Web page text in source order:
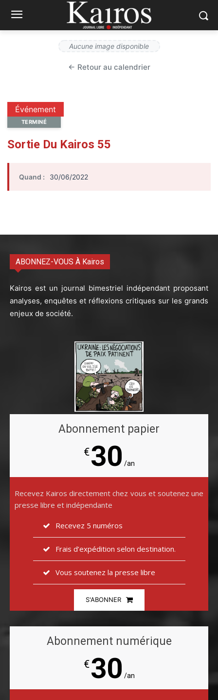
Événement
TERMINÉ
Sortie Du Kairos 55
Quand : 30/06/2022
Aucune image disponible
← Retour au calendrier
ABONNEZ-VOUS À Kairos
Kairos est un journal bimestriel indépendant proposant
analyses, enquêtes et réflexions critiques sur les grands
enjeux de société.
Abonnement papier
€30 /an
Recevez Kairos directement chez vous et soutenez une
presse libre et indépendante
Recevez 5 numéros
Frais d’expédition selon destination.
Vous soutenez la presse libre
S'ABONNER
Abonnement numérique
€30 /an